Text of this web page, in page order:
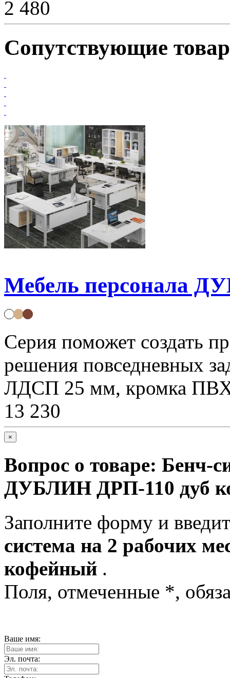
2 480
Сопутствующие
Мебель персонала
Серия поможет создать
решения повседневных
ЛДСП 25 мм, кромка
13 230
×
Вопрос о товаре: Бенч-
ДУБЛИН ДРП-110 дуб
Заполните форму и
система на 2 рабочих
кофейный .
Поля, отмеченные *,
Ваше имя:
Эл. почта: